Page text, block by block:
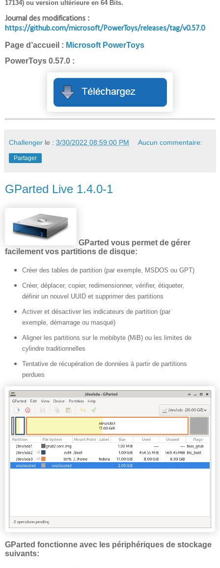
17134) ou version ultérieure en 64 Bits.
Journal des modifications :
https://github.com/microsoft/PowerToys/releases/tag/v0.57.0
Page d’accueil : Microsoft PowerToys
PowerToys 0.57.0 :
Challenger le : 3/30/2022 08:59:00 PM Aucun commentaire:
Partager
GParted Live 1.4.0-1
GParted vous permet de gérer
facilement vos partitions de disque:
Créer des tables de partition (par exemple, MSDOS ou GPT)
Créer, déplacer, copier, redimensionner, vérifier, étiqueter,
définir un nouvel UUID et supprimer des partitions
Activer et désactiver les indicateurs de partition (par
exemple, démarrage ou masqué)
Aligner les partitions sur le mebibyte (MiB) ou les limites de
cylindre traditionnelles
Tentative de récupération de données à partir de partitions
perdues
GParted fonctionne avec les périphériques de stockage
suivants: